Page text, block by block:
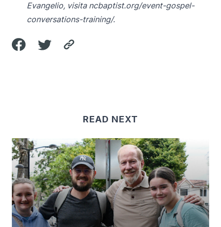
Evangelio, visita ncbaptist.org/event-gospel-
conversations-training/.
READ NEXT